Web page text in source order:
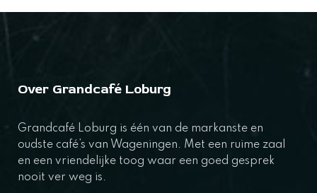
Over Grandcafé Loburg
Grandcafé Loburg is één van de markanste en
oudste café’s van Wageningen. Met een ruime zaal
en een vriendelijke toog waar een goed gesprek
nooit ver weg is.